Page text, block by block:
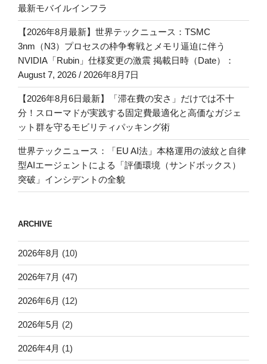
最新モバイルインフラ
【2026年8月最新】世界テックニュース：TSMC
3nm（N3）プロセスの枠争奪戦とメモリ逼迫に伴う
NVIDIA「Rubin」仕様変更の激震 掲載日時（Date）：
August 7, 2026 / 2026年8月7日
【2026年8月6日最新】「滞在費の安さ」だけでは不十
分！スローマドが実践する固定費最適化と高価なガジェ
ット群を守るモビリティパッキング術
世界テックニュース：「EU AI法」本格運用の波紋と自律
型AIエージェントによる「評価環境（サンドボックス）
突破」インシデントの全貌
ARCHIVE
2026年8月 (10)
2026年7月 (47)
2026年6月 (12)
2026年5月 (2)
2026年4月 (1)